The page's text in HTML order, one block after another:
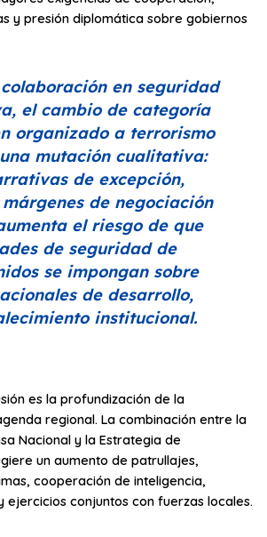
y presión diplomática sobre gobiernos
en seguridad
el cambio de categoría
organizado a terrorismo
mutación cualitativa:
de excepción,
de negociación
el riesgo de que
de seguridad de
se impongan sobre
de desarrollo,
institucional.
es la profundización de la
regional. La combinación entre la
Nacional y la Estrategia de
un aumento de patrullajes,
cooperación de inteligencia,
ejercicios conjuntos con fuerzas locales.